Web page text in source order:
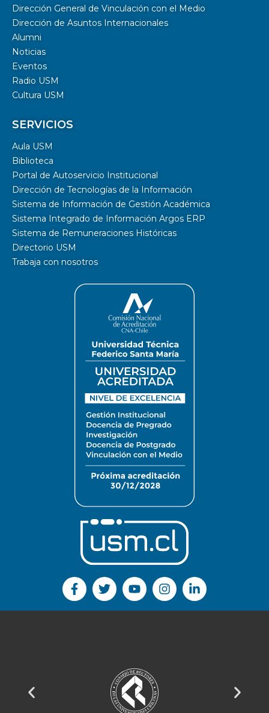
Dirección General de Vinculación con el Medio
Dirección de Asuntos Internacionales
Alumni
Noticias
Eventos
Radio USM
Cultura USM
SERVICIOS
Aula USM
Biblioteca
Portal de Autoservicio Institucional
Dirección de Tecnologías de la Información
Sistema de Información de Gestión Académica
Sistema Integrado de Información Argos ERP
Sistema de Remuneraciones Históricas
Directorio USM
Trabaja con nosotros